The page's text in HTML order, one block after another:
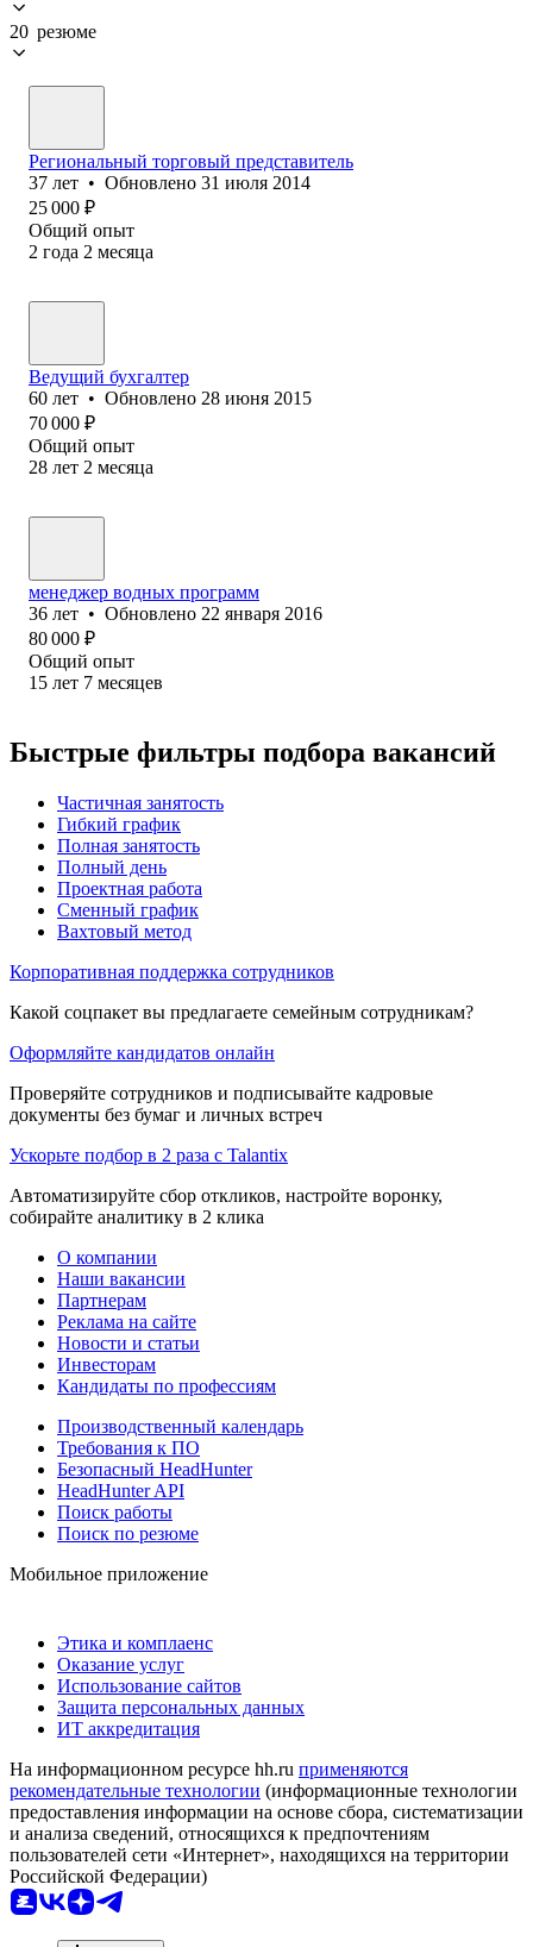
20 резюме
Региональный торговый представитель
37 лет • Обновлено 31 июля 2014
25 000 ₽
Общий опыт
2 года 2 месяца
Ведущий бухгалтер
60 лет • Обновлено 28 июня 2015
70 000 ₽
Общий опыт
28 лет 2 месяца
менеджер водных программ
36 лет • Обновлено 22 января 2016
80 000 ₽
Общий опыт
15 лет 7 месяцев
Быстрые фильтры подбора вакансий
Частичная занятость
Гибкий график
Полная занятость
Полный день
Проектная работа
Сменный график
Вахтовый метод
Корпоративная поддержка сотрудников
Какой соцпакет вы предлагаете семейным сотрудникам?
Оформляйте кандидатов онлайн
Проверяйте сотрудников и подписывайте кадровые
документы без бумаг и личных встреч
Ускорьте подбор в 2 раза с Talantix
Автоматизируйте сбор откликов, настройте воронку,
собирайте аналитику в 2 клика
О компании
Наши вакансии
Партнерам
Реклама на сайте
Новости и статьи
Инвесторам
Кандидаты по профессиям
Производственный календарь
Требования к ПО
Безопасный HeadHunter
HeadHunter API
Поиск работы
Поиск по резюме
Мобильное приложение
Этика и комплаенс
Оказание услуг
Использование сайтов
Защита персональных данных
ИТ аккредитация
На информационном ресурсе hh.ru применяются
рекомендательные технологии (информационные технологии
предоставления информации на основе сбора, систематизации
и анализа сведений, относящихся к предпочтениям
пользователей сети «Интернет», находящихся на территории
Российской Федерации)